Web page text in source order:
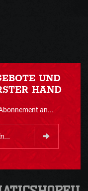
UND
HAND
an...